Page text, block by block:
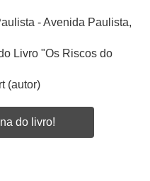
- Avenida Paulista,
Livro "Os Riscos do
(autor)
do livro!